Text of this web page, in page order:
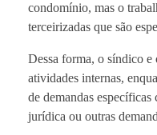
condomínio, mas o
terceirizadas que são
Dessa forma, o síndico e
atividades internas,
de demandas
jurídica ou outras